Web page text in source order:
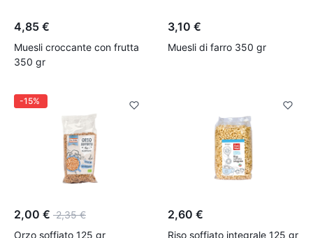
4,85 €
Muesli croccante con frutta
350 gr
3,10 €
Muesli di farro 350 gr
-30%
-15%
2,00 € 2,35 €
Orzo soffiato 125 gr
2,60 €
Riso soffiato integrale 125 gr